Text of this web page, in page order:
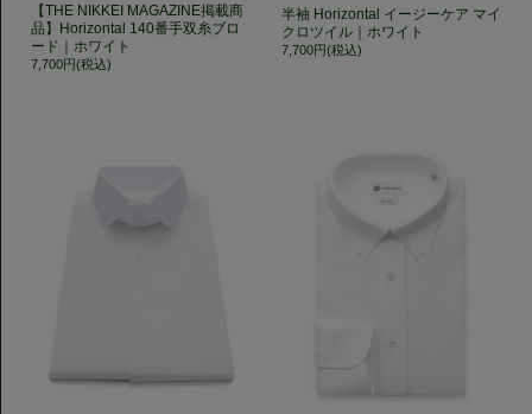
【THE NIKKEI MAGAZINE掲載商
品】Horizontal 140番手双糸ブロ
ード｜ホワイト
7,700円(税込)
半袖 Horizontal イージーケア マイ
クロツイル｜ホワイト
7,700円(税込)